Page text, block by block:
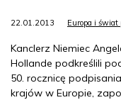
22.01.2013 Europa i świat
Kanclerz Niemiec
Hollande podkreślili
50. rocznicę
krajów w Europie,